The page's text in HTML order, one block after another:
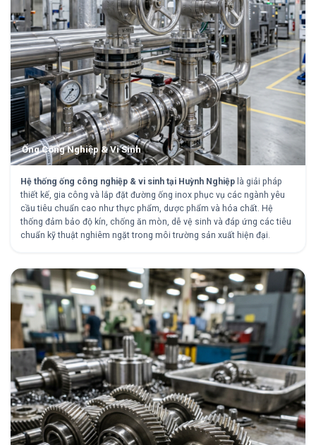
Ống Công Nghiệp & Vi Sinh
Hệ thống ống công nghiệp & vi sinh tại Huỳnh Nghiệp là giải pháp
thiết kế, gia công và lắp đặt đường ống inox phục vụ các ngành yêu
cầu tiêu chuẩn cao như thực phẩm, dược phẩm và hóa chất. Hệ
thống đảm bảo độ kín, chống ăn mòn, dễ vệ sinh và đáp ứng các tiêu
chuẩn kỹ thuật nghiêm ngặt trong môi trường sản xuất hiện đại.